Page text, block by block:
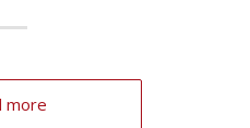
more